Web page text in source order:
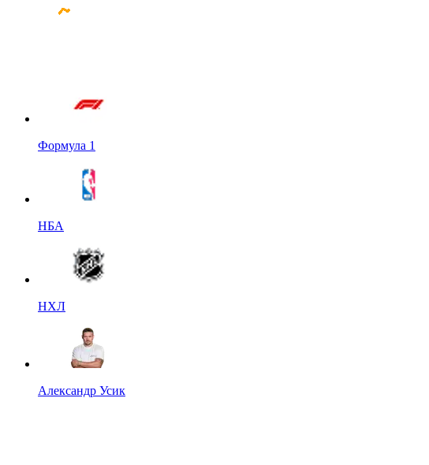
Формула 1
НБА
НХЛ
Александр Усик